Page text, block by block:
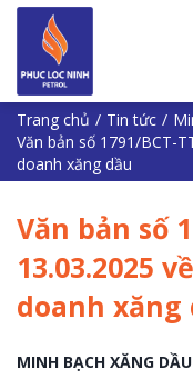
Trang chủ / Tin tức /
Văn bản số 1791/BCT-
doanh xăng dầu
Văn bản số
13.03.2025
doanh xăng
MINH BẠCH XĂNG DẦU